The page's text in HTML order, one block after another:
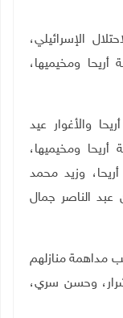
الاحتلال الإسرائيلي،
ومخيميها،
والأغوار عيد
أريحا ومخيميها،
وزيد محمد
الناصر جمال
مداهمة منازلهم
وحسن سري،